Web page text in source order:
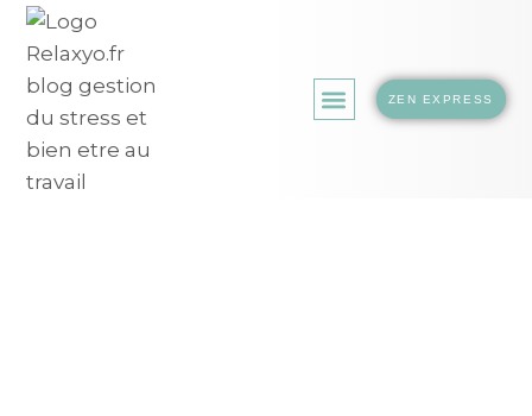
ZEN EXPRESS